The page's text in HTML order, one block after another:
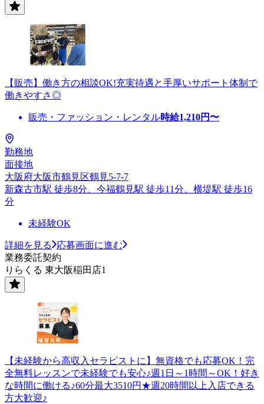
【販売】働き方の相談OK!充実待遇と手厚いサポート体制で
働きやすさ◎
販売・ファッション・レンタル時給1,210円〜
勤務地
面接地
大阪府大阪市鶴見区鶴見5-7-7
新森古市駅 徒歩8分、今福鶴見駅 徒歩11分、横堤駅 徒歩16
分
未経験OK
詳細を見る
応募画面に進む
業務委託契約
りらくる 東大阪稲田店1
【未経験から高収入セラピストに】無資格でも応募OK！完
全無料レッスンで未経験でも安心♪週1日～1時間～OK！好き
な時間に働ける♪60分最大3510円★週20時間以上入店できる
方大歓迎♪